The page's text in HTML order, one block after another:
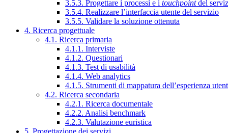
3.5.3. Progettare i processi e i touchpointdel
3.5.4. Realizzare l’interfaccia utente del servizio
3.5.5. Validare la soluzione ottenuta
4. Ricerca progettuale
4.1. Ricerca primaria
4.1.1. Interviste
4.1.2. Questionari
4.1.3. Test di usabilità
4.1.4. Web analytics
4.1.5. Strumenti di mappatura dell’esperienza
4.2. Ricerca secondaria
4.2.1. Ricerca documentale
4.2.2. Analisi benchmark
4.2.3. Valutazione euristica
5. Progettazione dei servizi